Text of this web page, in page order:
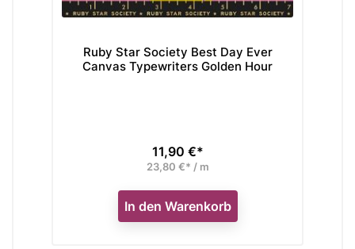
Ruby Star Society Best Day Ever
Canvas Typewriters Golden Hour
Preis
11,90 €*
23,80 €* / m
In den Warenkorb